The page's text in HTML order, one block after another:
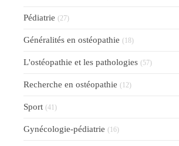
Pédiatrie (27)
Généralités en ostéopathie (18)
L'ostéopathie et les pathologies (57)
Recherche en ostéopathie (12)
Sport (41)
Gynécologie-pédiatrie (16)